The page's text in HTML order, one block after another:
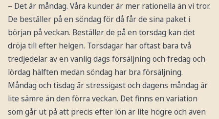
– Det är måndag. Våra kunder är mer rationella än vi tror.
De beställer på en söndag för då får de sina paket i
början på veckan. Beställer de på en torsdag kan det
dröja till efter helgen. Torsdagar har oftast bara två
tredjedelar av en vanlig dags försäljning och fredag och
lördag hälften medan söndag har bra försäljning.
Måndag och tisdag är stressigast och dagens måndag är
lite sämre än den förra veckan. Det finns en variation
som går ut på att precis efter lön är lite högre och även